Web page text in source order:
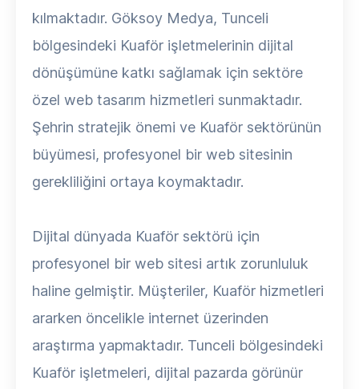
kılmaktadır. Göksoy Medya, Tunceli
bölgesindeki Kuaför işletmelerinin dijital
dönüşümüne katkı sağlamak için sektöre
özel web tasarım hizmetleri sunmaktadır.
Şehrin stratejik önemi ve Kuaför sektörünün
büyümesi, profesyonel bir web sitesinin
gerekliliğini ortaya koymaktadır.
Dijital dünyada Kuaför sektörü için
profesyonel bir web sitesi artık zorunluluk
haline gelmiştir. Müşteriler, Kuaför hizmetleri
ararken öncelikle internet üzerinden
araştırma yapmaktadır. Tunceli bölgesindeki
Kuaför işletmeleri, dijital pazarda görünür